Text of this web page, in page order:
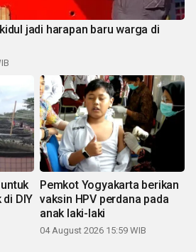
jadi harapan baru warga di
DIY
Pemkot Yogyakarta berikan
vaksin HPV perdana pada
anak laki-laki
04 August 2026 15:59 WIB